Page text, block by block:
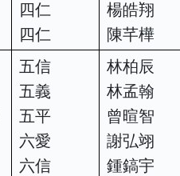
四仁
四仁
楊皓翔
陳芊樺
五信
五義
五平
六愛
六信
林柏辰
林孟翰
曾暄智
謝弘翊
鍾鎬宇